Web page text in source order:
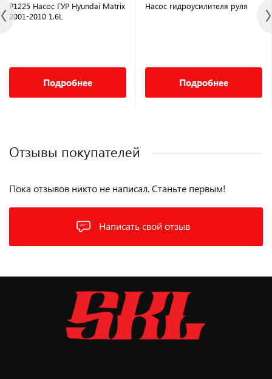
P1225 Насос ГУР Hyundai Matrix
2001-2010 1.6L
Подробнее
Насос гидроусилителя руля
Подробнее
Отзывы покупателей
Написать свой отзыв
Пока отзывов никто не написал. Станьте первым!